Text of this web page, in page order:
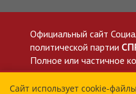
Официальный сайт
политической партии
Полное или частичное
приветствуется со
Политика в отношении
Сайт использует cookie-